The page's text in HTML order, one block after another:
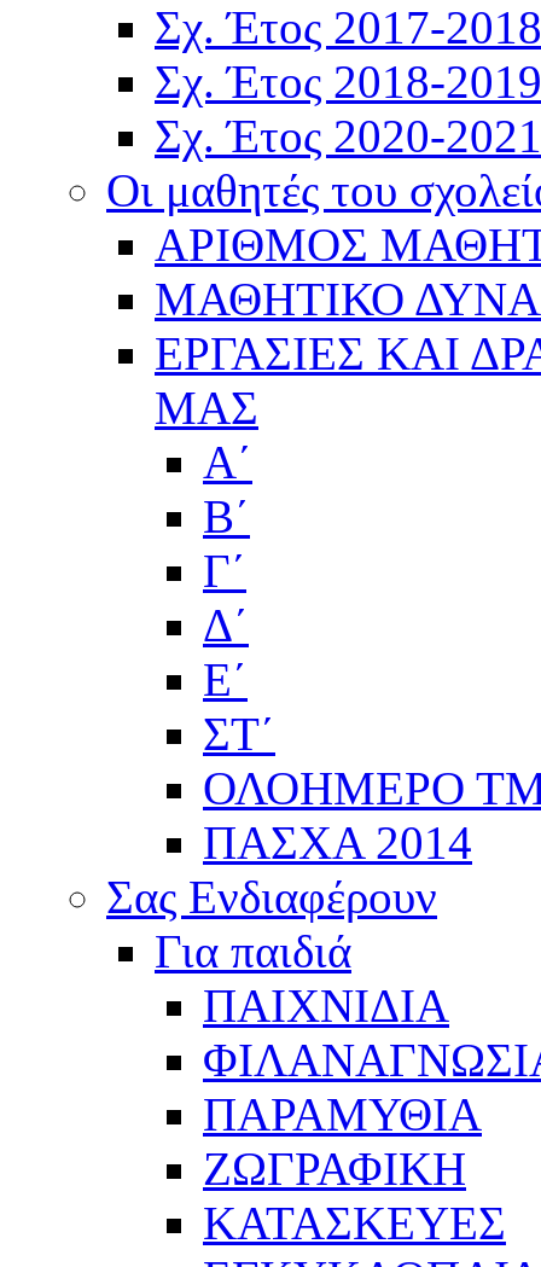
Σχ. Έτος 2017-2018
Σχ. Έτος 2018-2019
Σχ. Έτος 2020-2021
Οι μαθητές του
ΑΡΙΘΜΟΣ
ΜΑΘΗΤΙΚΟ
ΕΡΓΑΣΙΕΣ ΚΑΙ
ΜΑΣ
Α΄
Β΄
Γ΄
Δ΄
Ε΄
ΣΤ΄
ΟΛΟΗΜΕΡΟ
ΠΑΣΧΑ 2014
Σας Ενδιαφέρουν
Για παιδιά
ΠΑΙΧΝΙΔΙΑ
ΠΑΡΑΜΥΘΙΑ
ΖΩΓΡΑΦΙΚΗ
ΚΑΤΑΣΚΕΥΕΣ